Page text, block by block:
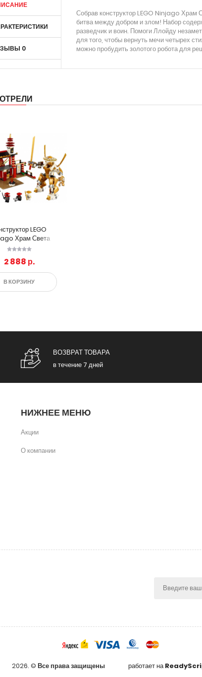
0
Собрав конструктор LEGO Ninjago Храм
битва между добром и злом! Набор
разведчик и воин. Помоги Ллойду
для того, чтобы вернуть мечи четырех
можно пробудить золотого робота для
LEGO
Храм Света
70505
2 888 р.
В КОРЗИНУ
ВОЗВРАТ ТОВАРА
в течение 7 дней
НИЖНЕЕ МЕНЮ
Акции
О компании
2026. © Все права защищены работает на